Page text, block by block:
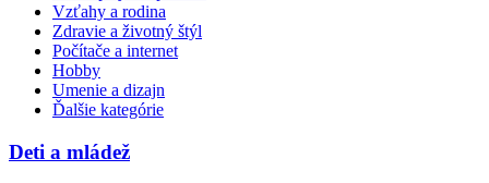
Vzťahy a rodina
Zdravie a životný štýl
Počítače a internet
Hobby
Umenie a dizajn
Ďalšie kategórie
Deti a mládež